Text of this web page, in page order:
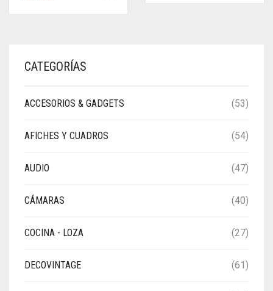
CATEGORÍAS
ACCESORIOS & GADGETS (53)
AFICHES Y CUADROS (54)
AUDIO (47)
CÁMARAS (40)
COCINA - LOZA (27)
DECOVINTAGE (61)